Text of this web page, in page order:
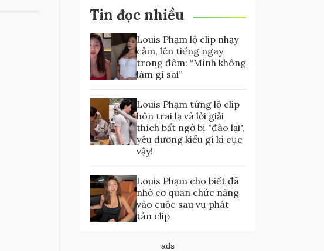
Tin đọc nhiều
Louis Phạm lộ clip nhạy
cảm, lên tiếng ngay
trong đêm: “Mình không
làm gì sai”
Louis Phạm từng lộ clip
hôn trai lạ và lời giải
thích bất ngờ bị "đào lại",
yêu đương kiểu gì kì cục
vậy!
Louis Phạm cho biết đã
nhờ cơ quan chức năng
vào cuộc sau vụ phát
tán clip
ads